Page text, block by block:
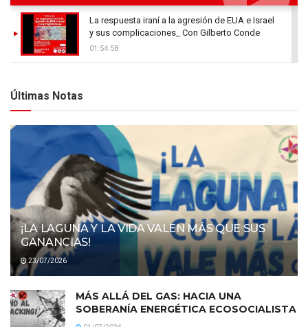
La respuesta iraní a la agresión de EUA e Israel
y sus complicaciones_ Con Gilberto Conde
01:54:58
Últimas Notas
¡LA LAGUNA Y LA VIDA VALEN MÁS QUE SUS
GANANCIAS!
23/07/2026
MÁS ALLÁ DEL GAS: HACIA UNA
SOBERANÍA ENERGÉTICA ECOSOCIALISTA